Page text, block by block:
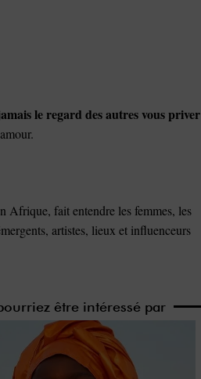
le regard des autres vous priver
fait entendre les femmes, les
artistes, lieux et influenceurs
être intéressé par